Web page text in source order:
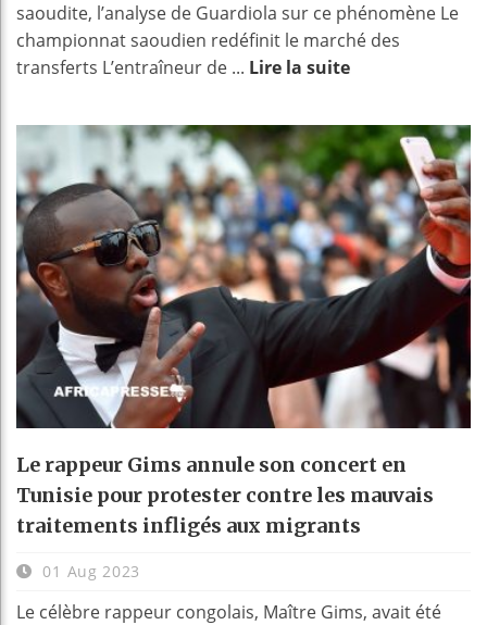
saoudite, l’analyse de Guardiola sur ce phénomène Le
championnat saoudien redéfinit le marché des
transferts L’entraîneur de ... Lire la suite
Le rappeur Gims annule son concert en
Tunisie pour protester contre les mauvais
traitements infligés aux migrants
01 Aug 2023
Le célèbre rappeur congolais, Maître Gims, avait été